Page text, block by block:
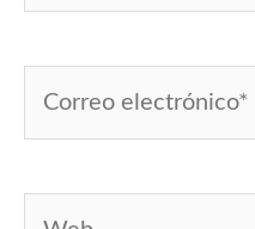
electrónico*